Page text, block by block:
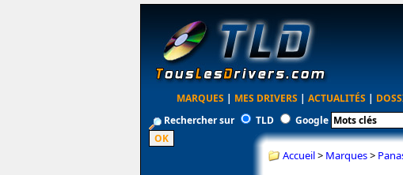
MARQUES | MES DRIVERS | ACTUALITÉS |
Rechercher sur
TLD Google
Accueil> Marques>